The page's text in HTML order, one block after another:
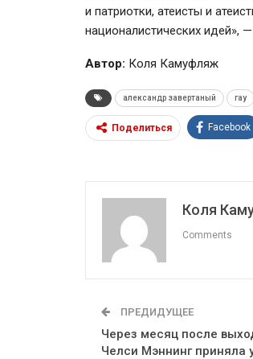
и патриотки, атеисты и
националистических идей»,
Автор: Коля Камуфляж
александр завертаный гау
Поделиться Facebook
Коля
Comments
ПРЕДИДУЩЕЕ
Через месяц после
Челси Мэннинг приняла